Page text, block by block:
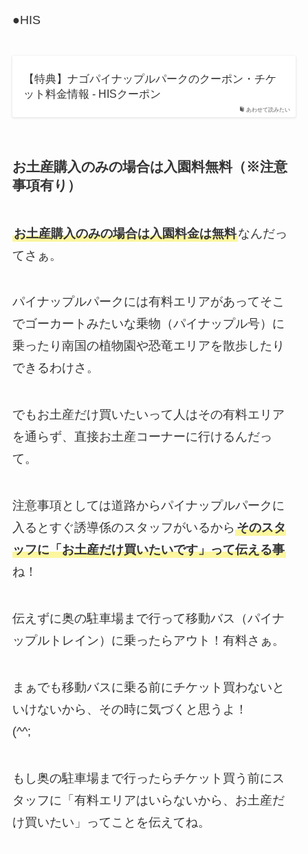
●HIS
あわせて読みたい
【特典】ナゴパイナップルパークのクーポン・チケ
ット料金情報 - HISクーポン
お土産購入のみの場合は入園料無料（※注意
事項有り）
お土産購入のみの場合は入園料金は無料なんだっ
てさぁ。
パイナップルパークには有料エリアがあってそこ
でゴーカートみたいな乗物（パイナップル号）に
乗ったり南国の植物園や恐竜エリアを散歩したり
できるわけさ。
でもお土産だけ買いたいって人はその有料エリア
を通らず、直接お土産コーナーに行けるんだっ
て。
注意事項としては道路からパイナップルパークに
入るとすぐ誘導係のスタッフがいるから そのスタ
ッフに「お土産だけ買いたいです」って伝える事
ね！
伝えずに奥の駐車場まで行って移動バス（パイナ
ップルトレイン）に乗ったらアウト！有料さぁ。
まぁでも移動バスに乗る前にチケット買わないと
いけないから、その時に気づくと思うよ！
(^^;
もし奥の駐車場まで行ったらチケット買う前にス
タッフに「有料エリアはいらないから、お土産だ
け買いたい」ってことを伝えてね。